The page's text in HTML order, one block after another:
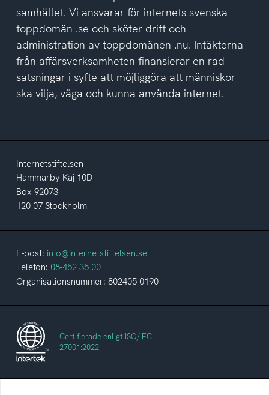
samhället. Vi ansvarar för internets svenska
toppdomän .se och sköter drift och
administration av toppdomänen .nu. Intäkterna
från affärsverksamheten finansierar en rad
satsningar i syfte att möjliggöra att människor
ska vilja, våga och kunna använda internet.
Internetstiftelsen
Hammarby Kaj 10D
Box 92073
120 07 Stockholm
E-post: info@internetstiftelsen.se
Telefon: 08-452 35 00
Organisationsnummer: 802405-0190
Certifierade enligt ISO/IEC
27001:2022